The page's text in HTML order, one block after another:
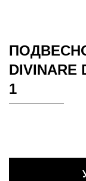
DIVINARE
1